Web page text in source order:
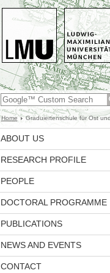
Home Graduiertenschule für Ost
ABOUT US
RESEARCH PROFILE
PEOPLE
DOCTORAL PROGRAMME
PUBLICATIONS
NEWS AND EVENTS
CONTACT